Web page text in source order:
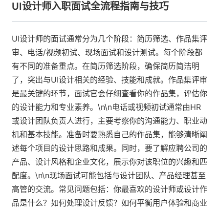
UI设计师入职面试全流程指南与技巧
UI设计师的面试通常分为几个阶段：简历筛选、作品集评
审、电话/视频初试、现场面试和设计测试。每个阶段都
有不同的准备重点。在简历筛选阶段，确保简历简洁明
了，突出与UI设计相关的经验、技能和成就。作品集评审
是最关键的环节，面试官会仔细查看你的作品集，评估你
的设计能力和专业素养。\n\n电话或视频初试通常由HR
或设计团队负责人进行，主要考察你的沟通能力、职业动
机和基本技能。准备时要熟悉自己的作品集，能够清晰阐
述每个项目的设计思路和成果。同时，要了解应聘公司的
产品、设计风格和企业文化，展示你对该职位的兴趣和匹
配度。\n\n现场面试可能包括与设计团队、产品经理甚至
高管的交流。常见问题包括：你最喜欢的设计师或设计作
品是什么？如何处理设计反馈？如何平衡用户体验和商业